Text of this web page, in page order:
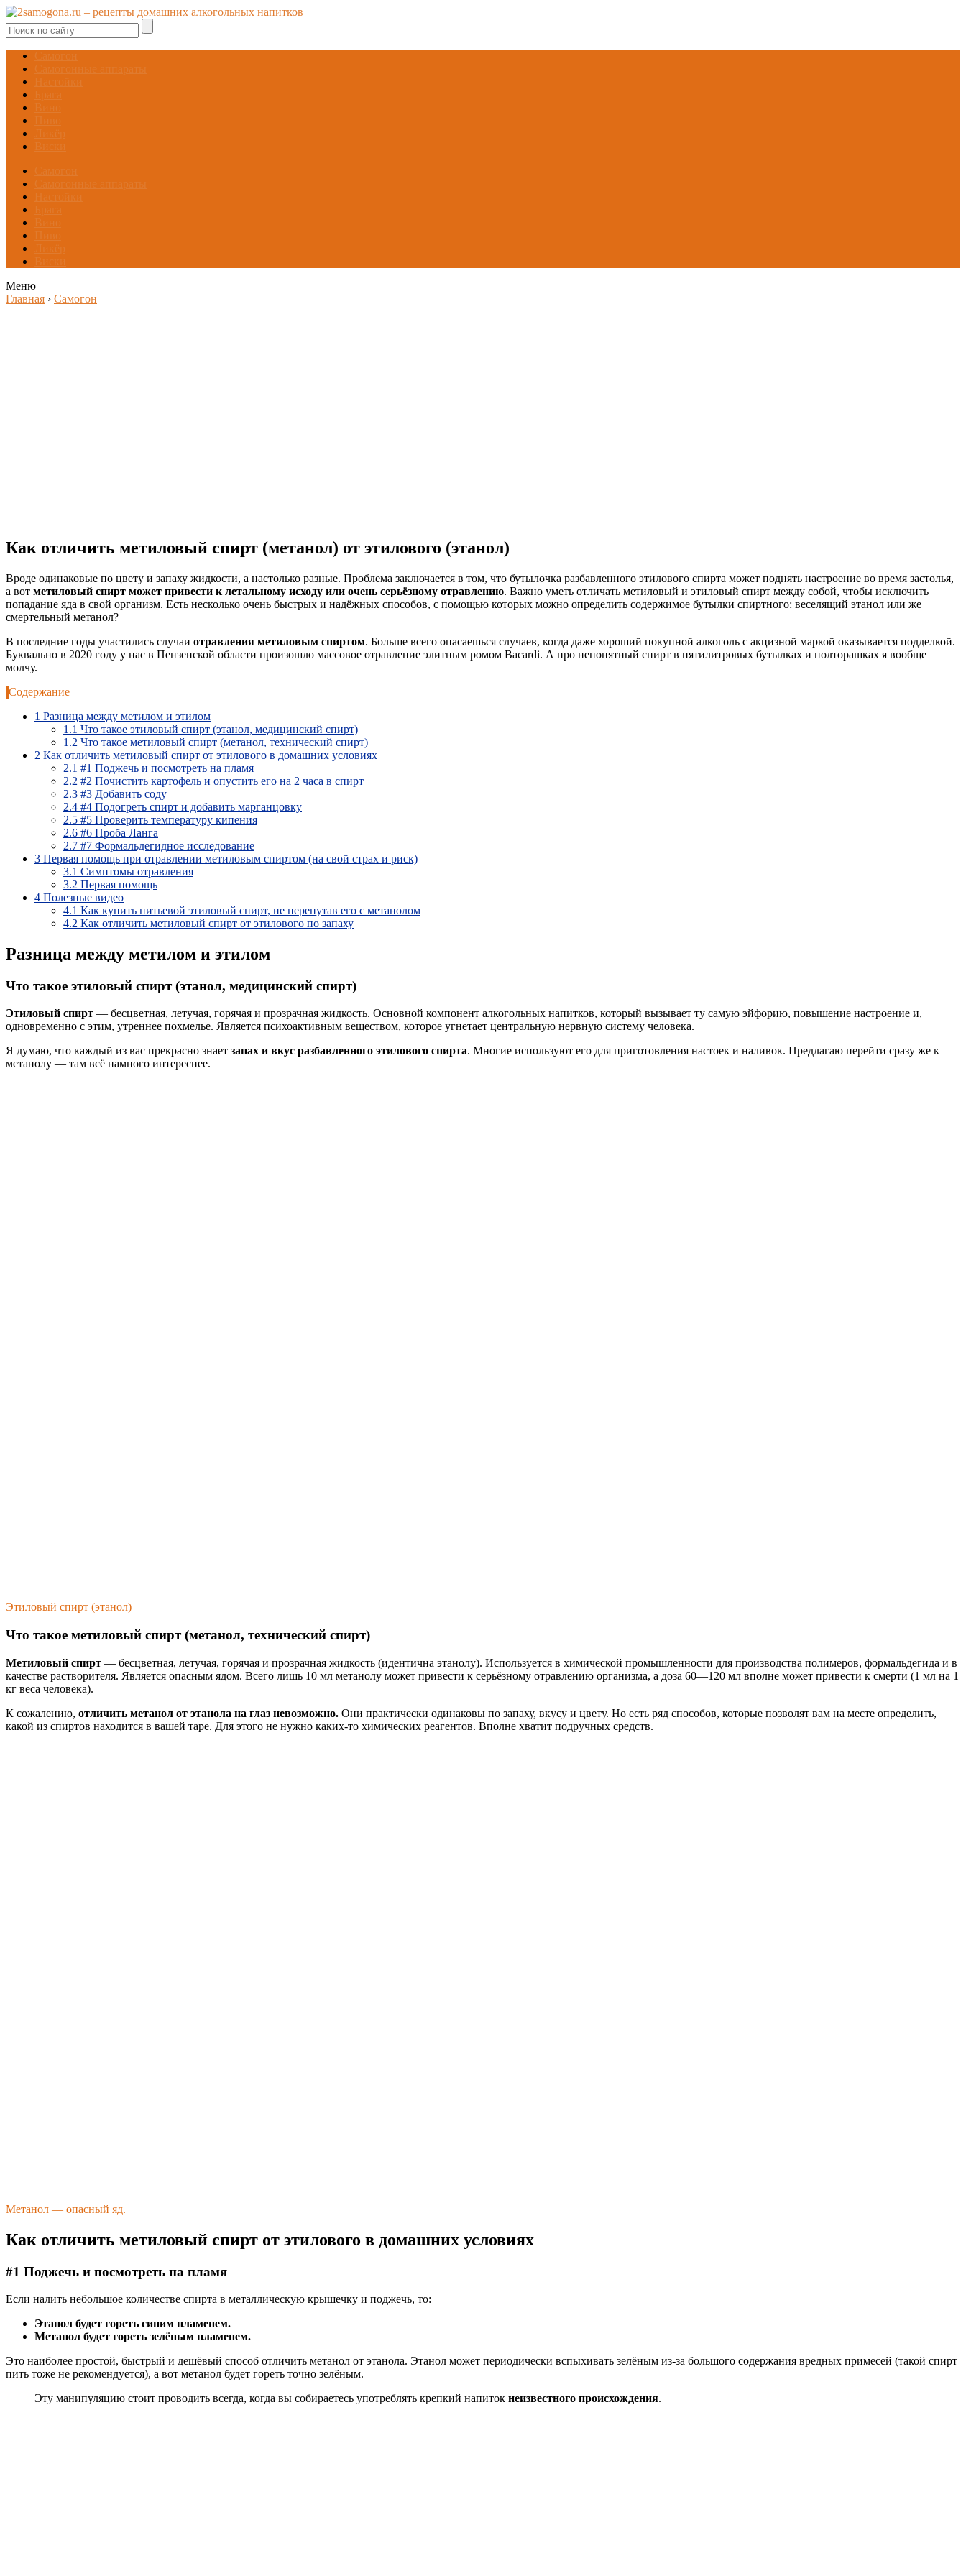
Самогон
Самогонные аппараты
Настойки
Брага
Вино
Пиво
Ликёр
Виски
Самогон
Самогонные аппараты
Настойки
Брага
Вино
Пиво
Ликёр
Виски
Меню
Главная › Самогон
Как отличить метиловый спирт (метанол) от этилового (этанол)
Вроде одинаковые по цвету и запаху жидкости, а настолько разные. Проблема заключается в том, что бутылочка разбавленного этилового спирта может поднять настроение во время застолья,
а вот метиловый спирт может привести к летальному исходу или очень серьёзному отравлению. Важно уметь отличать метиловый и этиловый спирт между собой, чтобы исключить
попадание яда в свой организм. Есть несколько очень быстрых и надёжных способов, с помощью которых можно определить содержимое бутылки спиртного: веселящий этанол или же
смертельный метанол?
В последние годы участились случаи отравления метиловым спиртом. Больше всего опасаешься случаев, когда даже хороший покупной алкоголь с акцизной маркой оказывается подделкой.
Буквально в 2020 году у нас в Пензенской области произошло массовое отравление элитным ромом Bacardi. А про непонятный спирт в пятилитровых бутылках и полторашках я вообще
молчу.
Содержание
1 Разница между метилом и этилом
1.1 Что такое этиловый спирт (этанол, медицинский спирт)
1.2 Что такое метиловый спирт (метанол, технический спирт)
2 Как отличить метиловый спирт от этилового в домашних условиях
2.1 #1 Поджечь и посмотреть на пламя
2.2 #2 Почистить картофель и опустить его на 2 часа в спирт
2.3 #3 Добавить соду
2.4 #4 Подогреть спирт и добавить марганцовку
2.5 #5 Проверить температуру кипения
2.6 #6 Проба Ланга
2.7 #7 Формальдегидное исследование
3 Первая помощь при отравлении метиловым спиртом (на свой страх и риск)
3.1 Симптомы отравления
3.2 Первая помощь
4 Полезные видео
4.1 Как купить питьевой этиловый спирт, не перепутав его с метанолом
4.2 Как отличить метиловый спирт от этилового по запаху
Разница между метилом и этилом
Что такое этиловый спирт (этанол, медицинский спирт)
Этиловый спирт — бесцветная, летучая, горячая и прозрачная жидкость. Основной компонент алкогольных напитков, который вызывает ту самую эйфорию, повышение настроение и,
одновременно с этим, утреннее похмелье. Является психоактивным веществом, которое угнетает центральную нервную систему человека.
Я думаю, что каждый из вас прекрасно знает запах и вкус разбавленного этилового спирта. Многие используют его для приготовления настоек и наливок. Предлагаю перейти сразу же к
метанолу — там всё намного интереснее.
Этиловый спирт (этанол)
Что такое метиловый спирт (метанол, технический спирт)
Метиловый спирт — бесцветная, летучая, горячая и прозрачная жидкость (идентична этанолу). Используется в химической промышленности для производства полимеров, формальдегида и в
качестве растворителя. Является опасным ядом. Всего лишь 10 мл метанолу может привести к серьёзному отравлению организма, а доза 60—120 мл вполне может привести к смерти (1 мл на 1
кг веса человека).
К сожалению, отличить метанол от этанола на глаз невозможно. Они практически одинаковы по запаху, вкусу и цвету. Но есть ряд способов, которые позволят вам на месте определить,
какой из спиртов находится в вашей таре. Для этого не нужно каких-то химических реагентов. Вполне хватит подручных средств.
Метанол — опасный яд.
Как отличить метиловый спирт от этилового в домашних условиях
#1 Поджечь и посмотреть на пламя
Если налить небольшое количестве спирта в металлическую крышечку и поджечь, то:
Этанол будет гореть синим пламенем.
Метанол будет гореть зелёным пламенем.
Это наиболее простой, быстрый и дешёвый способ отличить метанол от этанола. Этанол может периодически вспыхивать зелёным из-за большого содержания вредных примесей (такой спирт
пить тоже не рекомендуется), а вот метанол будет гореть точно зелёным.
Эту манипуляцию стоит проводить всегда, когда вы собираетесь употреблять крепкий напиток неизвестного происхождения.